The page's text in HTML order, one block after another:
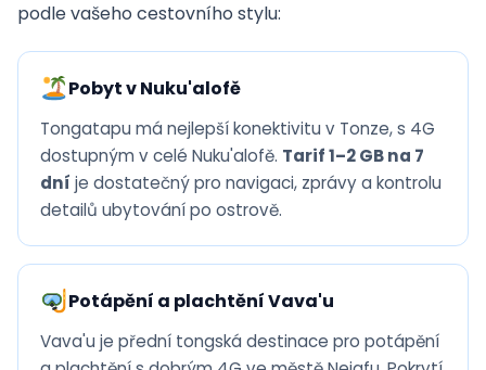
podle vašeho cestovního stylu:
Pobyt v Nuku'alofě
Tongatapu má nejlepší konektivitu v Tonze, s 4G
dostupným v celé Nuku'alofě. Tarif 1–2 GB na 7
dní je dostatečný pro navigaci, zprávy a kontrolu
detailů ubytování po ostrově.
Potápění a plachtění Vava'u
Vava'u je přední tongská destinace pro potápění